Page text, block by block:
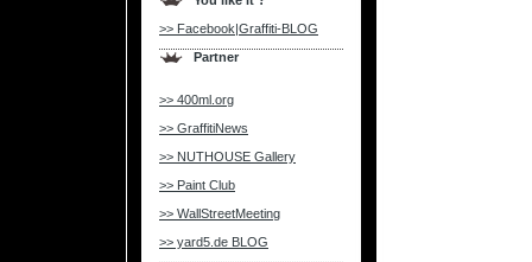
>> Facebook|Graffiti-BLOG
Partner
>> 400ml.org
>> GraffitiNews
>> NUTHOUSE Gallery
>> Paint Club
>> WallStreetMeeting
>> yard5.de BLOG